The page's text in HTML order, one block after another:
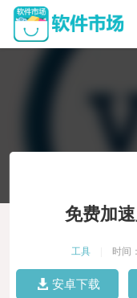
免费加
工具 时间
安卓下载